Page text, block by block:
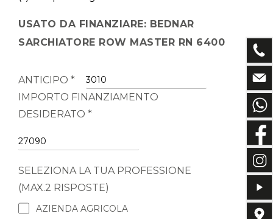
USATO DA FINANZIARE: BEDNAR
SARCHIATORE ROW MASTER RN 6400
ANTICIPO *
IMPORTO FINANZIAMENTO
DESIDERATO *
SELEZIONA LA TUA PROFESSIONE
(MAX.2 RISPOSTE)
AZIENDA AGRICOLA